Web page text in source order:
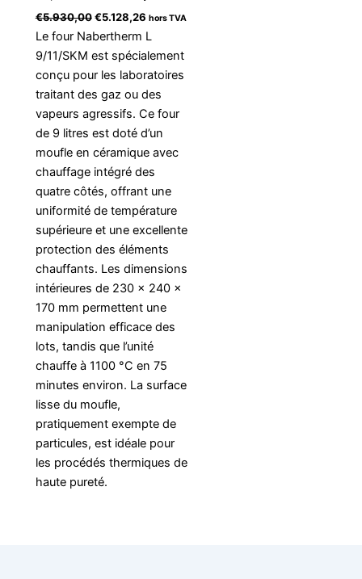
€5.930,00 €5.128,26 hors TVA
Le four Nabertherm L
9/11/SKM est spécialement
conçu pour les laboratoires
traitant des gaz ou des
vapeurs agressifs. Ce four
de 9 litres est doté d’un
moufle en céramique avec
chauffage intégré des
quatre côtés, offrant une
uniformité de température
supérieure et une excellente
protection des éléments
chauffants. Les dimensions
intérieures de 230 × 240 ×
170 mm permettent une
manipulation efficace des
lots, tandis que l’unité
chauffe à 1100 °C en 75
minutes environ. La surface
lisse du moufle,
pratiquement exempte de
particules, est idéale pour
les procédés thermiques de
haute pureté.